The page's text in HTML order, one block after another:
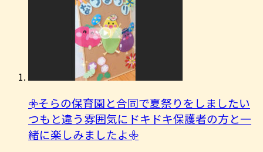
𖧷そらの保育園と合同で夏祭りをしましたい
つもと違う雰囲気にドキドキ保護者の方と一
緒に楽しみましたよ︎𖧷